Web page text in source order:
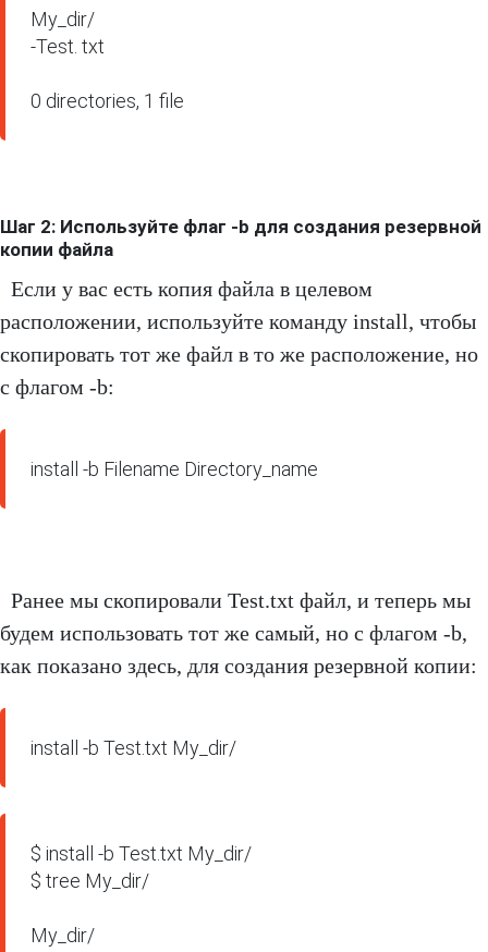
My_dir/
-Test. txt
0 directories, 1 file
Шаг 2: Используйте флаг -b для создания резервной
копии файла
Если у вас есть копия файла в целевом
расположении, используйте команду install, чтобы
скопировать тот же файл в то же расположение, но
с флагом -b:
install -b Filename Directory_name
Ранее мы скопировали Test.txt файл, и теперь мы
будем использовать тот же самый, но с флагом -b,
как показано здесь, для создания резервной копии:
install -b Test.txt My_dir/
$ install -b Test.txt My_dir/
$ tree My_dir/
My_dir/